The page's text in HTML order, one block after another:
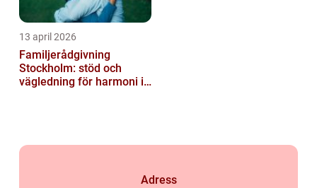
13 april 2026
Familjerådgivning
Stockholm: stöd och
vägledning för harmoni i
Adress